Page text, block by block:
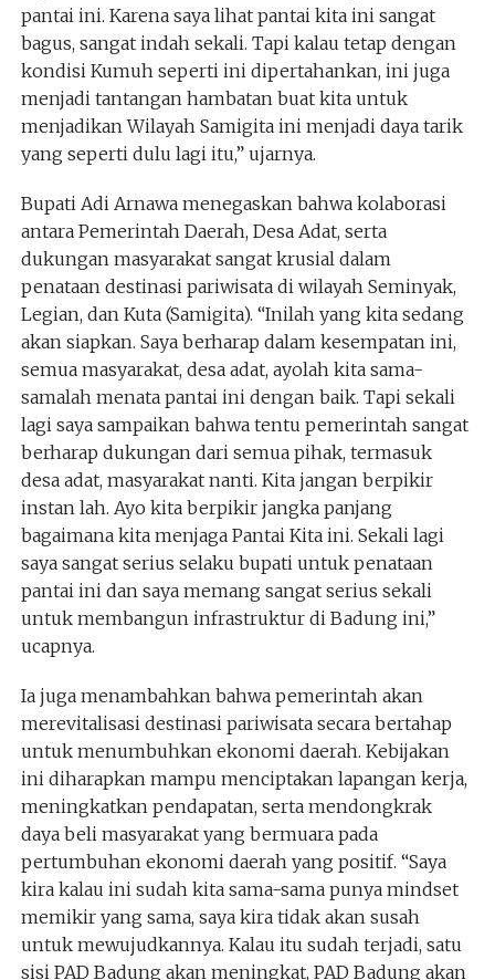
pantai ini. Karena saya lihat pantai kita ini sangat
bagus, sangat indah sekali. Tapi kalau tetap dengan
kondisi Kumuh seperti ini dipertahankan, ini juga
menjadi tantangan hambatan buat kita untuk
menjadikan Wilayah Samigita ini menjadi daya tarik
yang seperti dulu lagi itu,” ujarnya.
Bupati Adi Arnawa menegaskan bahwa kolaborasi
antara Pemerintah Daerah, Desa Adat, serta
dukungan masyarakat sangat krusial dalam
penataan destinasi pariwisata di wilayah Seminyak,
Legian, dan Kuta (Samigita). “Inilah yang kita sedang
akan siapkan. Saya berharap dalam kesempatan ini,
semua masyarakat, desa adat, ayolah kita sama-
samalah menata pantai ini dengan baik. Tapi sekali
lagi saya sampaikan bahwa tentu pemerintah sangat
berharap dukungan dari semua pihak, termasuk
desa adat, masyarakat nanti. Kita jangan berpikir
instan lah. Ayo kita berpikir jangka panjang
bagaimana kita menjaga Pantai Kita ini. Sekali lagi
saya sangat serius selaku bupati untuk penataan
pantai ini dan saya memang sangat serius sekali
untuk membangun infrastruktur di Badung ini,”
ucapnya.
Ia juga menambahkan bahwa pemerintah akan
merevitalisasi destinasi pariwisata secara bertahap
untuk menumbuhkan ekonomi daerah. Kebijakan
ini diharapkan mampu menciptakan lapangan kerja,
meningkatkan pendapatan, serta mendongkrak
daya beli masyarakat yang bermuara pada
pertumbuhan ekonomi daerah yang positif. “Saya
kira kalau ini sudah kita sama-sama punya mindset
memikir yang sama, saya kira tidak akan susah
untuk mewujudkannya. Kalau itu sudah terjadi, satu
sisi PAD Badung akan meningkat, PAD Badung akan